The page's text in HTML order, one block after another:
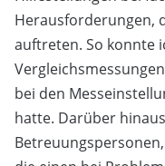
Herausforderungen,
auftreten. So konnte
bei den
hatte. Darüber